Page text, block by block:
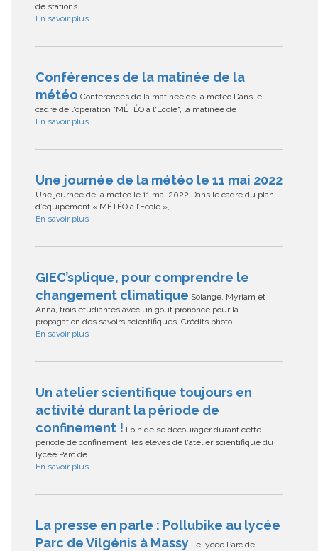
de stations
En savoir plus
Conférences de la matinée de la
météo Conférences de la matinée de la météo Dans le
cadre de l'opération "MÉTÉO à l'École", la matinée de
En savoir plus
Une journée de la météo le 11 mai 2022
Une journée de la météo le 11 mai 2022 Dans le cadre du plan
d’équipement « MÉTÉO à l’École »,
En savoir plus
GIEC’splique, pour comprendre le
changement climatique Solange, Myriam et
Anna, trois étudiantes avec un goût prononcé pour la
propagation des savoirs scientifiques. Crédits photo
En savoir plus
Un atelier scientifique toujours en
activité durant la période de
confinement ! Loin de se décourager durant cette
période de confinement, les élèves de l'atelier scientifique du
lycée Parc de
En savoir plus
La presse en parle : Pollubike au lycée
Parc de Vilgénis à Massy Le lycée Parc de